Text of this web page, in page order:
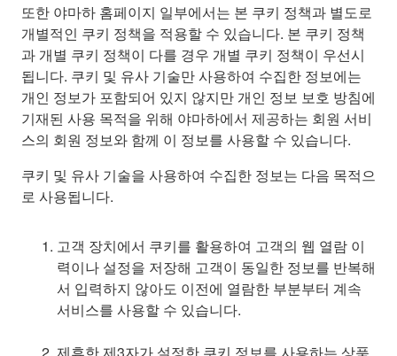
또한 야마하 홈페이지 일부에서는 본 쿠키 정책과 별도로
개별적인 쿠키 정책을 적용할 수 있습니다. 본 쿠키 정책
과 개별 쿠키 정책이 다를 경우 개별 쿠키 정책이 우선시
됩니다. 쿠키 및 유사 기술만 사용하여 수집한 정보에는
개인 정보가 포함되어 있지 않지만 개인 정보 보호 방침에
기재된 사용 목적을 위해 야마하에서 제공하는 회원 서비
스의 회원 정보와 함께 이 정보를 사용할 수 있습니다.
쿠키 및 유사 기술을 사용하여 수집한 정보는 다음 목적으
로 사용됩니다.
고객 장치에서 쿠키를 활용하여 고객의 웹 열람 이
력이나 설정을 저장해 고객이 동일한 정보를 반복해
서 입력하지 않아도 이전에 열람한 부분부터 계속
서비스를 사용할 수 있습니다.
제휴한 제3자가 설정한 쿠키 정보를 사용하는 상품